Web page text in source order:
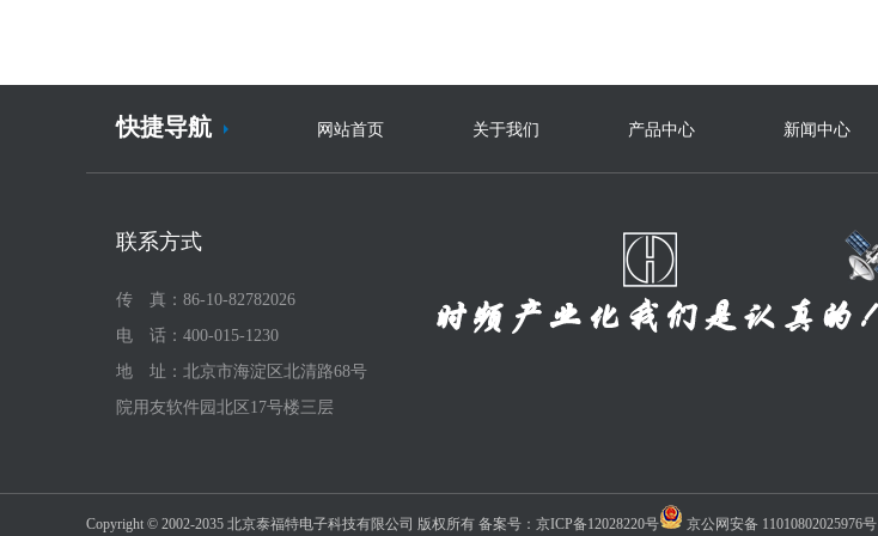
快捷导航 网站首页 关于我们 产品中心 新闻中心
联系方式
传 真：86-10-82782026
电 话：400-015-1230
地 址：北京市海淀区北清路68号
院用友软件园北区17号楼三层
Copyright © 2002-2035 北京泰福特电子科技有限公司 版权所有 备案号： 京ICP备12028220号 京公网安备 11010802025976号